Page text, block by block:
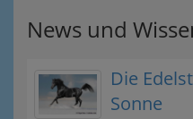
News und
Die
Sonne